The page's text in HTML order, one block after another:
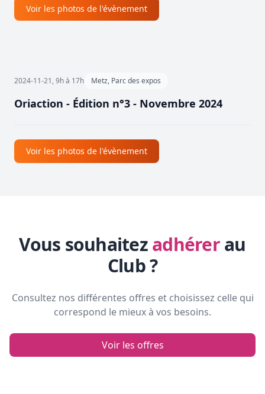
Voir les photos de l'évènement
2024-11-21, 9h à 17h Metz, Parc des expos
Oriaction - Édition n°3 - Novembre 2024
Voir les photos de l'évènement
Vous souhaitezadhérerau
Club ?
Consultez nos différentes offres et choisissez celle qui
correspond le mieux à vos besoins.
Voir les offres